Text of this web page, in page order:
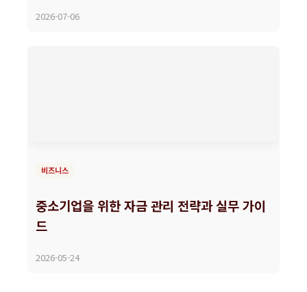
2026-07-06
비즈니스
중소기업을 위한 자금 관리 전략과 실무 가이
드
2026-05-24